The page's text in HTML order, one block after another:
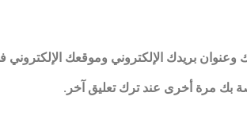
بريدك الإلكتروني وموقعك الإلكتروني
بك مرة أخرى عند ترك تعليق آخر.